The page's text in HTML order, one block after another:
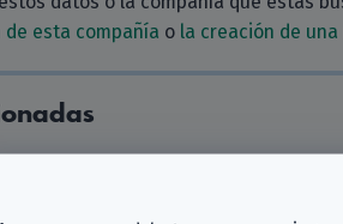
de esta compañía o la creación de una